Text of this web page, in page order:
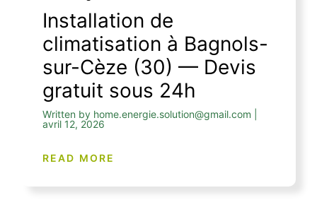
Installation de
climatisation à Bagnols-
sur-Cèze (30) — Devis
gratuit sous 24h
Written by home.energie.solution@gmail.com |
avril 12, 2026
READ MORE